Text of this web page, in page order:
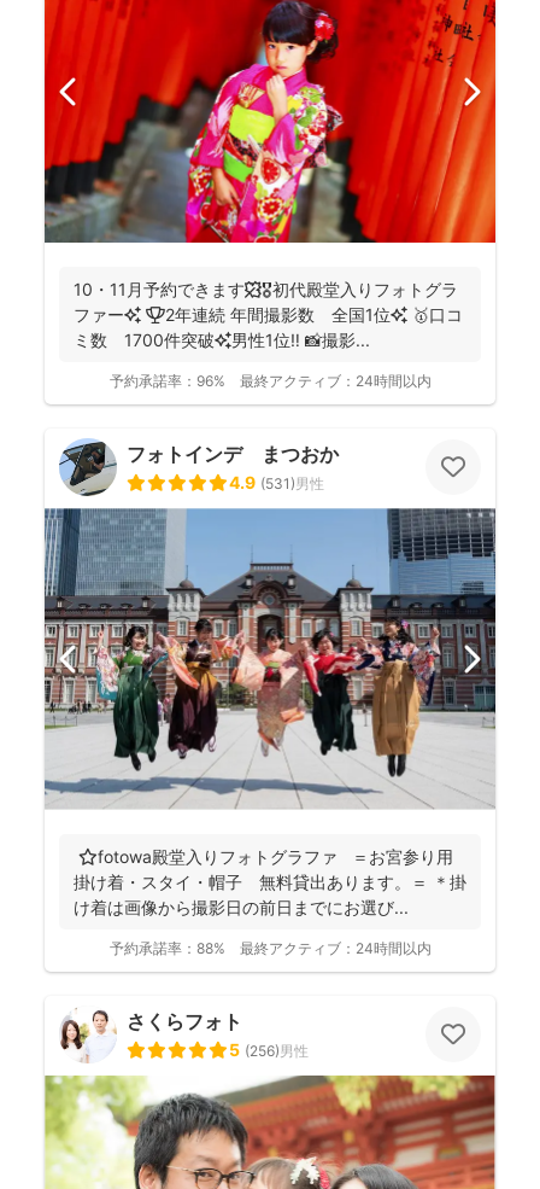
10・11月予約できます🍁🎖初代殿堂入りフォトグラ
ファー✨ 🏆2年連続 年間撮影数 全国1位✨ 🥇口コ
ミ数 1700件突破✨男性1位‼️ 📸撮影...
予約承諾率： 96% 最終アクティブ： 24時間以内
フォトインデ まつおか
4.9 (531)男性
⭐️fotowa殿堂入りフォトグラファ ＝お宮参り用
掛け着・スタイ・帽子 無料貸出あります。＝ ＊掛
け着は画像から撮影日の前日までにお選び...
予約承諾率： 88% 最終アクティブ： 24時間以内
さくらフォト
5 (256)男性